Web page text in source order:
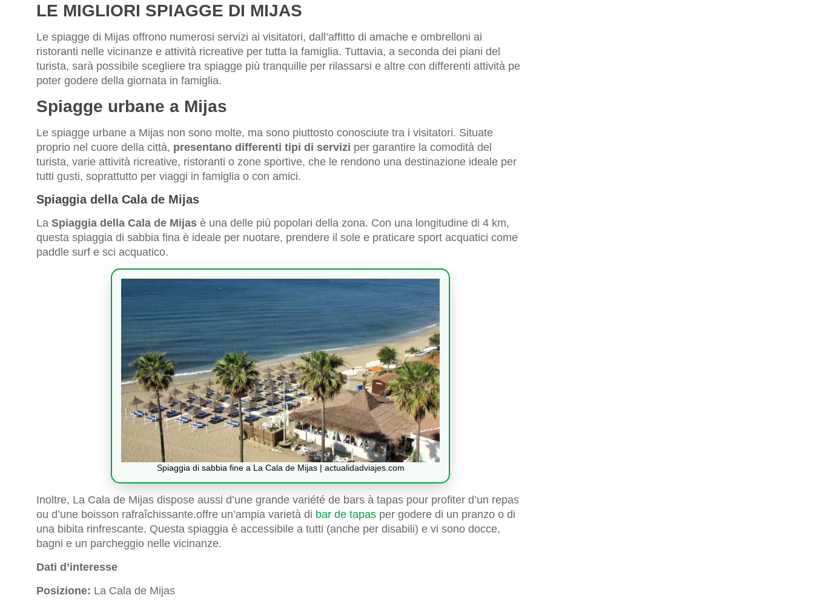
LE MIGLIORI SPIAGGE DI MIJAS
Le spiagge di Mijas offrono numerosi servizi ai visitatori, dall’affitto di amache e ombrelloni ai
ristoranti nelle vicinanze e attività ricreative per tutta la famiglia. Tuttavia, a seconda dei piani del
turista, sarà possibile scegliere tra spiagge più tranquille per rilassarsi e altre con differenti attività pe
poter godere della giornata in famiglia.
Spiagge urbane a Mijas
Le spiagge urbane a Mijas non sono molte, ma sono piuttosto conosciute tra i visitatori. Situate
proprio nel cuore della città, presentano differenti tipi di servizi per garantire la comodità del
turista, varie attività ricreative, ristoranti o zone sportive, che le rendono una destinazione ideale per
tutti gusti, soprattutto per viaggi in famiglia o con amici.
Spiaggia della Cala de Mijas
La Spiaggia della Cala de Mijas è una delle più popolari della zona. Con una longitudine di 4 km,
questa spiaggia di sabbia fina è ideale per nuotare, prendere il sole e praticare sport acquatici come
paddle surf e sci acquatico.
Spiaggia di sabbia fine a La Cala de Mijas | actualidadviajes.com
Inoltre, La Cala de Mijas dispose aussi d’une grande variété de bars à tapas pour profiter d’un repas
ou d’une boisson rafraîchissante.offre un’ampia varietà di bar de tapas per godere di un pranzo o di
una bibita rinfrescante. Questa spiaggia è accessibile a tutti (anche per disabili) e vi sono docce,
bagni e un parcheggio nelle vicinanze.
Dati d’interesse
Posizione: La Cala de Mijas